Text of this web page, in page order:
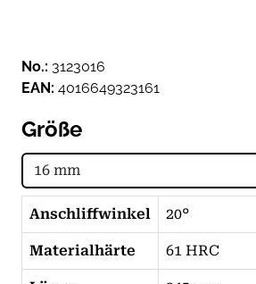
No.: 3123016
EAN: 4016649323161
Größe
Anschliffwinkel 20°
Materialhärte 61 HRC